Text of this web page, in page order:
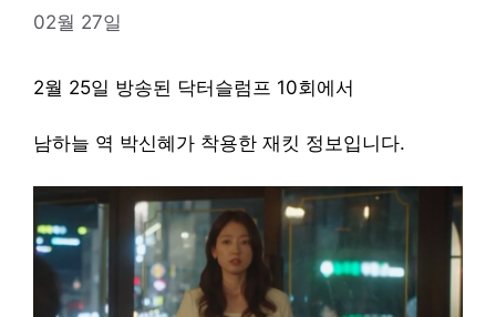
02월 27일
2월 25일 방송된 닥터슬럼프 10회에서
남하늘 역 박신혜가 착용한 재킷 정보입니다.